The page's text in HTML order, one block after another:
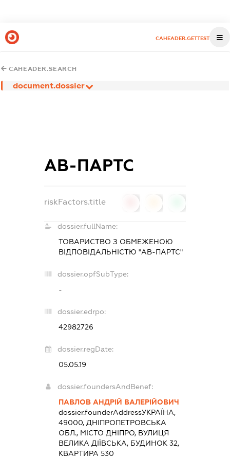
CAHEADER.GETTEST
CAHEADER.SEARCH
document.dossier
АВ-ПАРТС
riskFactors.title
dossier.fullName:
ТОВАРИСТВО З ОБМЕЖЕНОЮ
ВІДПОВІДАЛЬНІСТЮ "АВ-ПАРТС"
dossier.opfSubType:
-
dossier.edrpo:
42982726
dossier.regDate:
05.05.19
dossier.foundersAndBenef:
ПАВЛОВ АНДРІЙ ВАЛЕРІЙОВИЧ
dossier.founderAddressУКРАЇНА,
49000, ДНІПРОПЕТРОВСЬКА
ОБЛ., МІСТО ДНІПРО, ВУЛИЦЯ
ВЕЛИКА ДІЇВСЬКА, БУДИНОК 32,
КВАРТИРА 530